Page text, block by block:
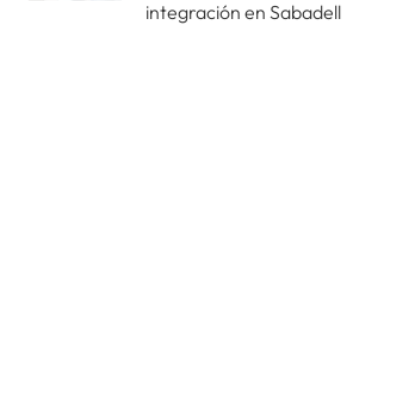
integración en Sabadell